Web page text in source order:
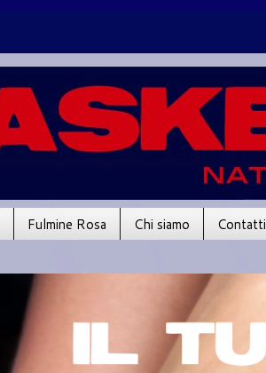
Fulmine Rosa Chi siamo Contatti